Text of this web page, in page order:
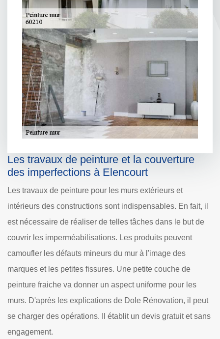
Les travaux de peinture et la couverture
des imperfections à Elencourt
Les travaux de peinture pour les murs extérieurs et
intérieurs des constructions sont indispensables. En fait, il
est nécessaire de réaliser de telles tâches dans le but de
couvrir les imperméabilisations. Les produits peuvent
camoufler les défauts mineurs du mur à l'image des
marques et les petites fissures. Une petite couche de
peinture fraiche va donner un aspect uniforme pour les
murs. D'après les explications de Dole Rénovation, il peut
se charger des opérations. Il établit un devis gratuit et sans
engagement.